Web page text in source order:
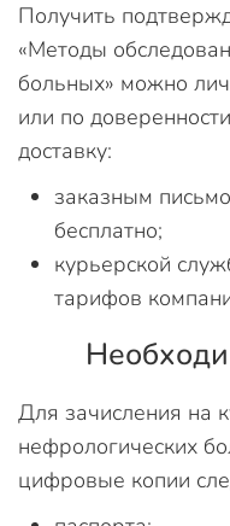
Получить
«Методы
больных» можно
или по
доставку:
заказным
бесплатно;
курьерской
тарифов
Для зачисления на
нефрологических
цифровые копии